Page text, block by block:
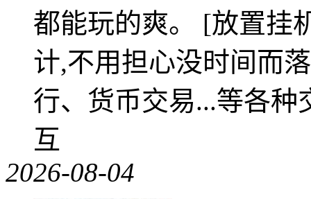
都能玩的爽。 [放置挂
计,不用担心没时间而
行、货币交易...等各
互
2026-08-04